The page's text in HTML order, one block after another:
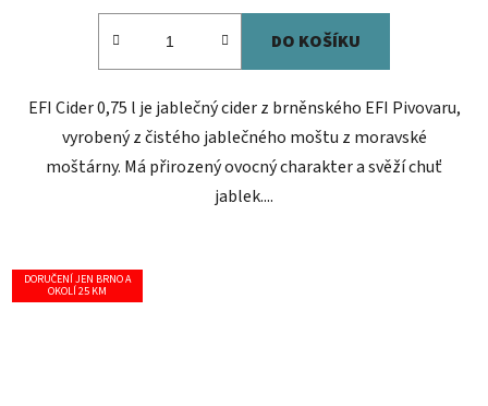
DO KOŠÍKU
EFI Cider 0,75 l je jablečný cider z brněnského EFI Pivovaru,
vyrobený z čistého jablečného moštu z moravské
moštárny. Má přirozený ovocný charakter a svěží chuť
jablek....
DORUČENÍ JEN BRNO A
OKOLÍ 25 KM